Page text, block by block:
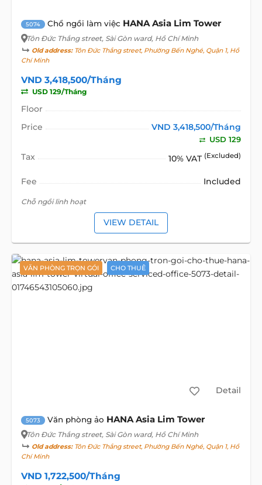
5074 Chổ ngồi làm việc HANA Asia Lim Tower
Tôn Đức Thắng street, Sài Gòn ward, Hồ Chí Minh
Old address:Tôn Đức Thắng street, Phường Bến Nghé, Quận 1, Hồ
Chí Minh
VND 3,418,500/Tháng
USD 129/Tháng
Floor
Price
VND 3,418,500/Tháng
USD 129
Tax 10% VAT (Excluded)
Fee Included
Chỗ ngồi linh hoạt
VIEW DETAIL
VĂN PHÒNG TRỌN GÓI CHO THUÊ
Detail
5073 Văn phòng ảo HANA Asia Lim Tower
Tôn Đức Thắng street, Sài Gòn ward, Hồ Chí Minh
Old address:Tôn Đức Thắng street, Phường Bến Nghé, Quận 1, Hồ
Chí Minh
VND 1,722,500/Tháng